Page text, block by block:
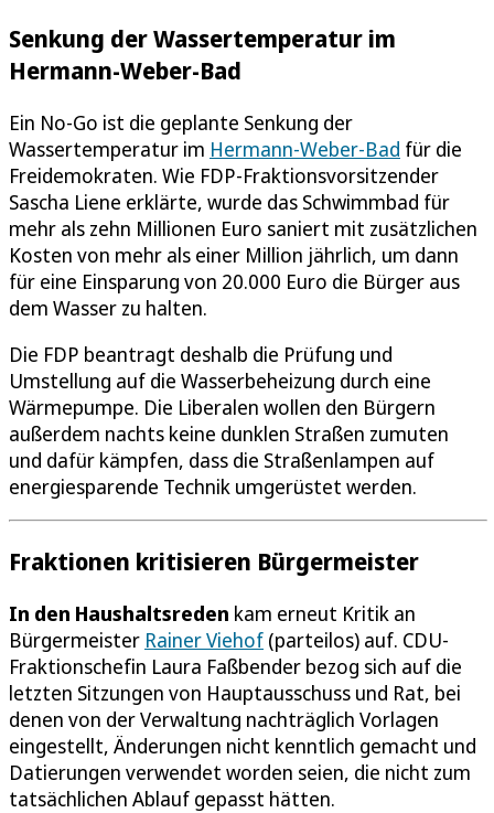
Senkung der Wassertemperatur im
Hermann-Weber-Bad
Ein No-Go ist die geplante Senkung der
Wassertemperatur im Hermann-Weber-Bad für die
Freidemokraten. Wie FDP-Fraktionsvorsitzender
Sascha Liene erklärte, wurde das Schwimmbad für
mehr als zehn Millionen Euro saniert mit zusätzlichen
Kosten von mehr als einer Million jährlich, um dann
für eine Einsparung von 20.000 Euro die Bürger aus
dem Wasser zu halten.
Die FDP beantragt deshalb die Prüfung und
Umstellung auf die Wasserbeheizung durch eine
Wärmepumpe. Die Liberalen wollen den Bürgern
außerdem nachts keine dunklen Straßen zumuten
und dafür kämpfen, dass die Straßenlampen auf
energiesparende Technik umgerüstet werden.
Fraktionen kritisieren Bürgermeister
In den Haushaltsreden kam erneut Kritik an
Bürgermeister Rainer Viehof (parteilos) auf. CDU-
Fraktionschefin Laura Faßbender bezog sich auf die
letzten Sitzungen von Hauptausschuss und Rat, bei
denen von der Verwaltung nachträglich Vorlagen
eingestellt, Änderungen nicht kenntlich gemacht und
Datierungen verwendet worden seien, die nicht zum
tatsächlichen Ablauf gepasst hätten.